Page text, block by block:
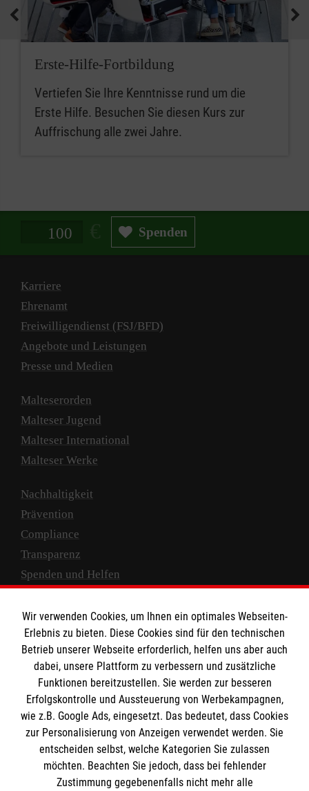
Erste-Hilfe-Fortbildung
Vertiefen Sie Ihre Kenntnisse rund um die
Erste Hilfe. Besuchen Sie diesen Kurs zur
Auffrischung alle zwei Jahre.
Spendenbetrag in Euro Spenden
Karriere
Ehrenamt
Freiwilligendienst (FSJ/BFD)
Angebote und Leistungen
Presse und Medien
Malteserorden
Malteser Jugend
Malteser International
Malteser Werke
Nachhaltigkeit
Prävention
Compliance
Transparenz
Spenden und Helfen
Empfänger: Malteser Hilfsdienst e.V.
IBAN: DE10 3706 0120 1201 2000 12
BIC: GENODED 1PA7
Wir verwenden Cookies, um Ihnen ein optimales Webseiten-
Erlebnis zu bieten. Diese Cookies sind für den technischen
Betrieb unserer Webseite erforderlich, helfen uns aber auch
dabei, unsere Plattform zu verbessern und zusätzliche
Funktionen bereitzustellen. Sie werden zur besseren
Erfolgskontrolle und Aussteuerung von Werbekampagnen,
wie z.B. Google Ads, eingesetzt. Das bedeutet, dass Cookies
zur Personalisierung von Anzeigen verwendet werden. Sie
entscheiden selbst, welche Kategorien Sie zulassen
möchten. Beachten Sie jedoch, dass bei fehlender
Zustimmung gegebenenfalls nicht mehr alle